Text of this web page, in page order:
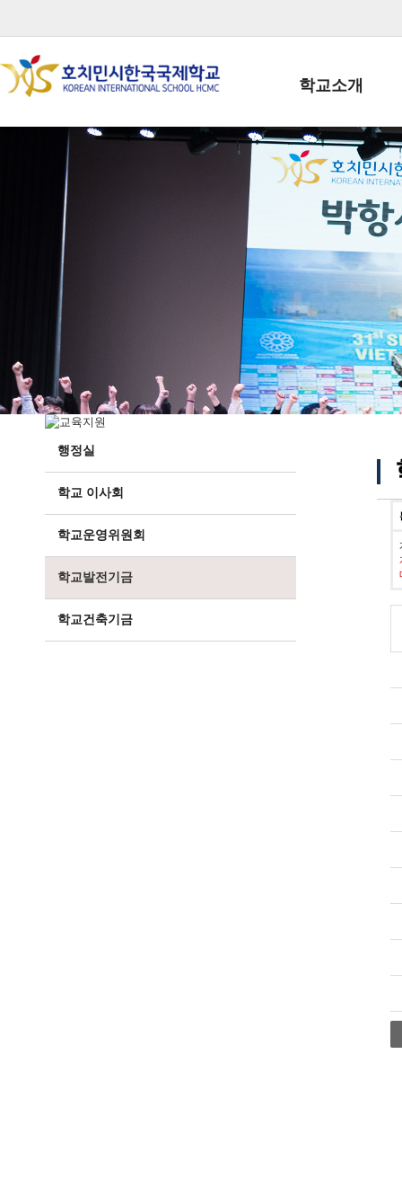
학교소개
학교장인사말
학생회장인사말
학교상징
학교 CI
교직원현황
학생현황
위치/전화
전경사진
행정실
학교 이사회
학교운영위원회
학교발전기금
학교건축기금